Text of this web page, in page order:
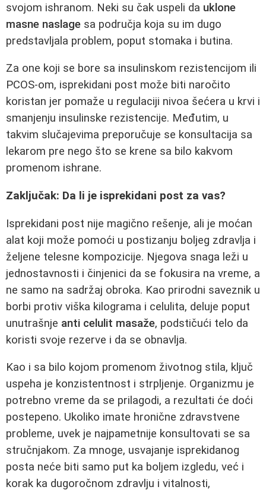
svojom ishranom. Neki su čak uspeli da uklone
masne naslage sa područja koja su im dugo
predstavljala problem, poput stomaka i butina.
Za one koji se bore sa insulinskom rezistencijom ili
PCOS-om, isprekidani post može biti naročito
koristan jer pomaže u regulaciji nivoa šećera u krvi i
smanjenju insulinske rezistencije. Međutim, u
takvim slučajevima preporučuje se konsultacija sa
lekarom pre nego što se krene sa bilo kakvom
promenom ishrane.
Zaključak: Da li je isprekidani post za vas?
Isprekidani post nije magično rešenje, ali je moćan
alat koji može pomoći u postizanju boljeg zdravlja i
željene telesne kompozicije. Njegova snaga leži u
jednostavnosti i činjenici da se fokusira na vreme, a
ne samo na sadržaj obroka. Kao prirodni saveznik u
borbi protiv viška kilograma i celulita, deluje poput
unutrašnje anti celulit masaže, podstičući telo da
koristi svoje rezerve i da se obnavlja.
Kao i sa bilo kojom promenom životnog stila, ključ
uspeha je konzistentnost i strpljenje. Organizmu je
potrebno vreme da se prilagodi, a rezultati će doći
postepeno. Ukoliko imate hronične zdravstvene
probleme, uvek je najpametnije konsultovati se sa
stručnjakom. Za mnoge, usvajanje isprekidanog
posta neće biti samo put ka boljem izgledu, već i
korak ka dugoročnom zdravlju i vitalnosti,